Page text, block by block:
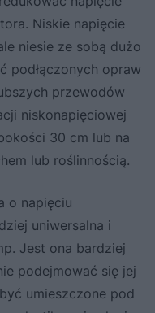
Niskie napięcie
niesie ze sobą dużo
podłączonych opraw
przewodów
niskonapięciowej
30 cm lub na
lub roślinnością.
o napięciu
uniwersalna i
Jest ona bardziej
podejmować się jej
umieszczone pod